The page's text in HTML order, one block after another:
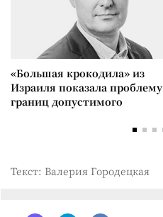
«Большая крокодила» из
Израиля показала проблему
границ допустимого
Текст: Валерия Городецкая